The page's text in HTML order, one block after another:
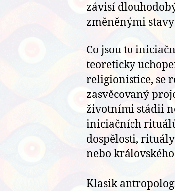
závisí
změněnými
Co jsou to
teoreticky
religionistice, se
zasvěcovaný
životními stádii
iniciačních
dospělosti,
nebo
Klasik